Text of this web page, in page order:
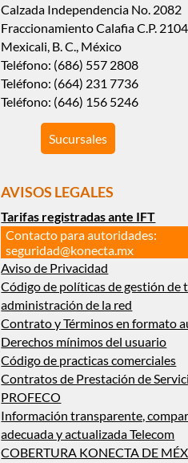
Calzada Independencia No. 2082
Fraccionamiento Calafia C.P.
Mexicali, B. C., México
Teléfono: (686) 557 2808
Teléfono: (664) 231 7736
Teléfono: (646) 156 5246
Sucursales
AVISOS LEGALES
Tarifas registradas ante IFT
Contacto para autoridades:
seguridad@konecta.mx
Aviso de Privacidad
Código de políticas de gestión de
administración de la red
Contrato y Términos en formato
Derechos mínimos del usuario
Código de practicas comerciales
Contratos de Prestación de
PROFECO
Información transparente,
adecuada y actualizada Telecom
COBERTURA KONECTA DE